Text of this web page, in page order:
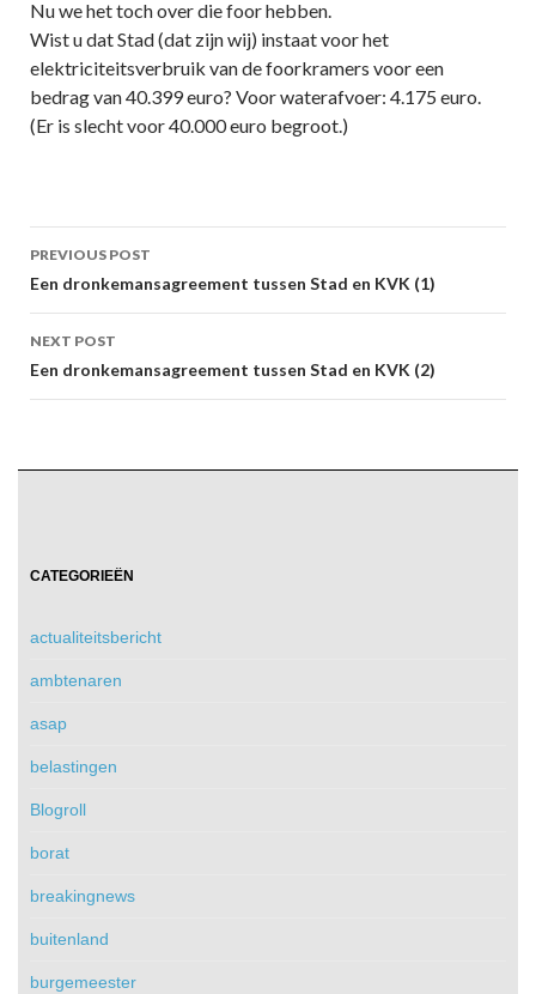
Nu we het toch over die foor hebben.
Wist u dat Stad (dat zijn wij) instaat voor het
elektriciteitsverbruik van de foorkramers voor een
bedrag van 40.399 euro? Voor waterafvoer: 4.175 euro.
(Er is slecht voor 40.000 euro begroot.)
Post
navigation
PREVIOUS POST
Een dronkemansagreement tussen Stad en KVK (1)
NEXT POST
Een dronkemansagreement tussen Stad en KVK (2)
CATEGORIEËN
actualiteitsbericht
ambtenaren
asap
belastingen
Blogroll
borat
breakingnews
buitenland
burgemeester